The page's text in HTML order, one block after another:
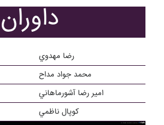
داوران
رضا مهدوي
محمد جواد مداح
امير رضا آشورماهاني
کوپال ناظمي